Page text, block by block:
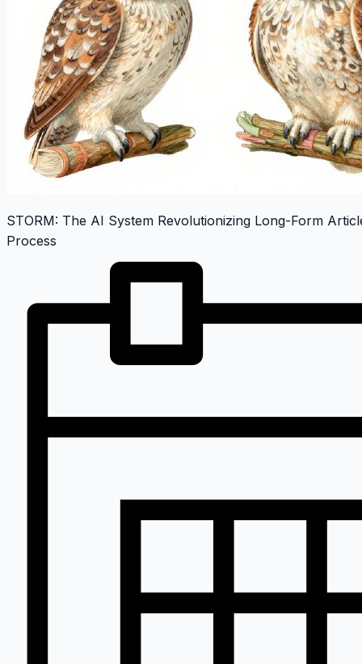
STORM: The AI System Revolutionizing Long-Form
Process